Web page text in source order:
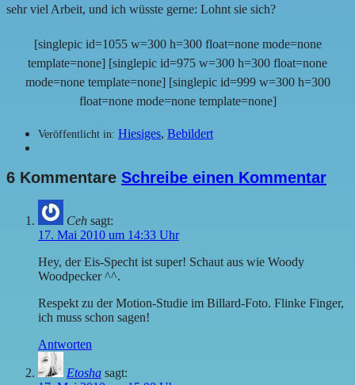
sehr viel Arbeit, und ich wüsste gerne: Lohnt sie sich?
[singlepic id=1055 w=300 h=300 float=none mode=none
template=none] [singlepic id=975 w=300 h=300 float=none
mode=none template=none] [singlepic id=999 w=300 h=300
float=none mode=none template=none]
Veröffentlicht in: Hiesiges, Bebildert
6 Kommentare Schreibe einen Kommentar
Ceh sagt:
17. Mai 2010 um 14:33 Uhr
Hey, der Eis-Specht ist super! Schaut aus wie Woody
Woodpecker ^^.
Respekt zu der Motion-Studie im Billard-Foto. Flinke Finger,
ich muss schon sagen!
Antworten
Etosha sagt: